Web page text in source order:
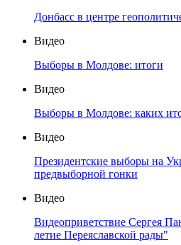
Донбасс в центре
Видео
Выборы в Молдове: итоги
Видео
Выборы в Молдове: каких
Видео
Президентские выборы на
предвыборной гонки
Видео
Видеоприветствие Сергея
летие Переяславской рады"